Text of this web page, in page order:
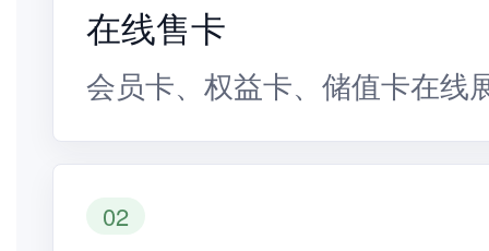
在线售卡
会员卡、权益卡、储值卡在线
02